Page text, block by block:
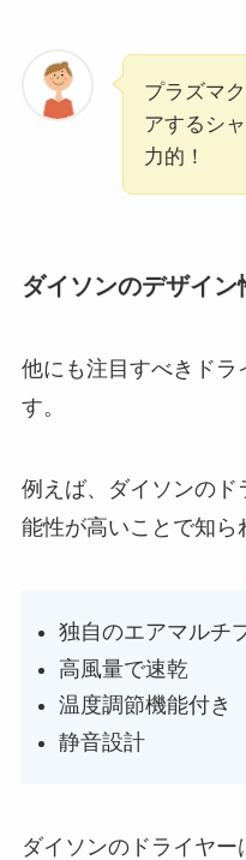
プラズマ
アするシ
力的！
ダイソンのデザイ
他にも注目すべきドラ
す。
例えば、ダイソンの
能性が高いことで知ら
独自のエアマルチ
高風量で速乾
温度調節機能付き
静音設計
ダイソンのドライヤ